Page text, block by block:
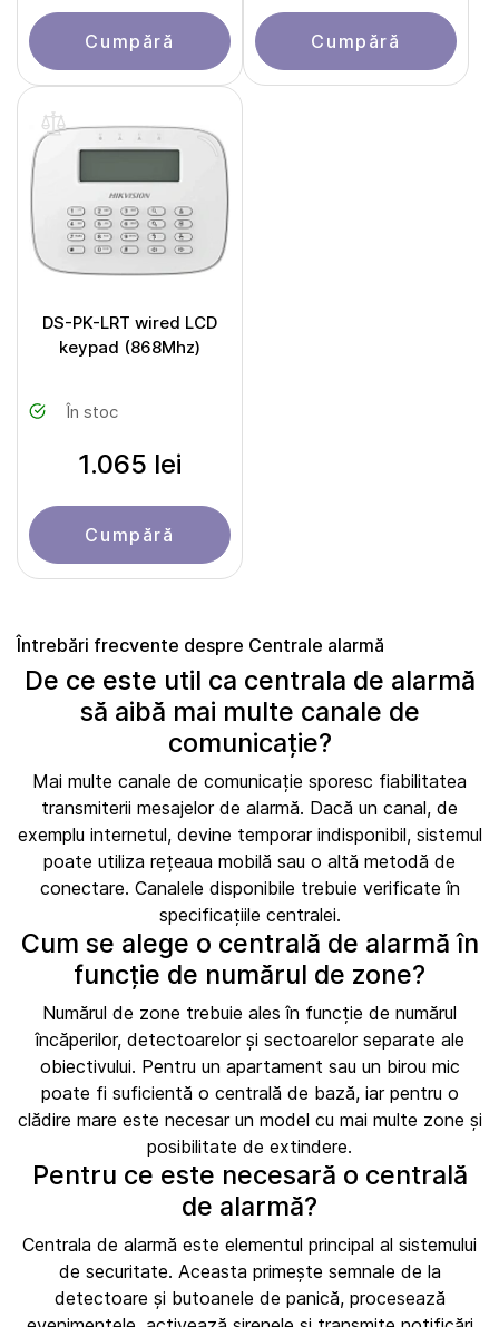
Cumpără Cumpără
DS-PK-LRT wired LCD
keypad (868Mhz)
În stoc
1.065 lei
Cumpără
Întrebări frecvente despre Centrale alarmă
De ce este util ca centrala de alarmă
să aibă mai multe canale de
comunicație?
Mai multe canale de comunicație sporesc fiabilitatea
transmiterii mesajelor de alarmă. Dacă un canal, de
exemplu internetul, devine temporar indisponibil, sistemul
poate utiliza rețeaua mobilă sau o altă metodă de
conectare. Canalele disponibile trebuie verificate în
specificațiile centralei.
Cum se alege o centrală de alarmă în
funcție de numărul de zone?
Numărul de zone trebuie ales în funcție de numărul
încăperilor, detectoarelor și sectoarelor separate ale
obiectivului. Pentru un apartament sau un birou mic
poate fi suficientă o centrală de bază, iar pentru o
clădire mare este necesar un model cu mai multe zone și
posibilitate de extindere.
Pentru ce este necesară o centrală
de alarmă?
Centrala de alarmă este elementul principal al sistemului
de securitate. Aceasta primește semnale de la
detectoare și butoanele de panică, procesează